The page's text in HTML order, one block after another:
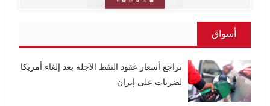
أسواق
تراجع أسعار عقود النفط الآجلة بعد إلغاء أمريكا
لضربات على إيران